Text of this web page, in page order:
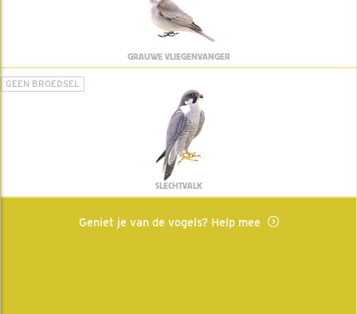
GRAUWE VLIEGENVANGER
GEEN BROEDSEL
SLECHTVALK
Geniet je van de vogels? Help mee